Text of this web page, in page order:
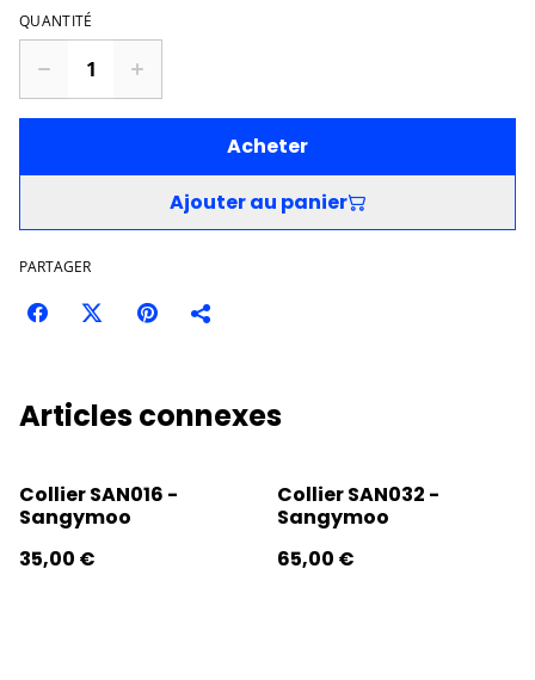
QUANTITÉ
Acheter
Ajouter au panier
PARTAGER
Articles connexes
Collier SAN016 -
Sangymoo
35,00 €
Collier SAN032 -
Sangymoo
65,00 €